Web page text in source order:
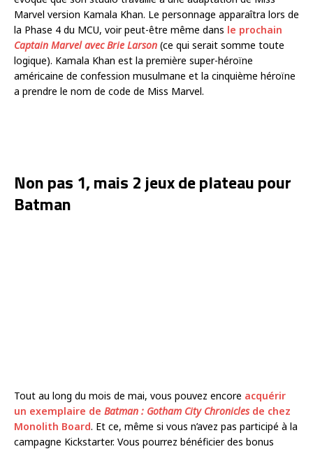
Marvel version Kamala Khan. Le personnage apparaîtra lors de
la Phase 4 du MCU, voir peut-être même dans le prochain
Captain Marvel avec Brie Larson (ce qui serait somme toute
logique). Kamala Khan est la première super-héroïne
américaine de confession musulmane et la cinquième héroïne
a prendre le nom de code de Miss Marvel.
Non pas 1, mais 2 jeux de plateau pour
Batman
Tout au long du mois de mai, vous pouvez encore acquérir
un exemplaire de Batman : Gotham City Chroniclesde chez
Monolith Board. Et ce, même si vous n’avez pas participé à la
campagne Kickstarter. Vous pourrez bénéficier des bonus